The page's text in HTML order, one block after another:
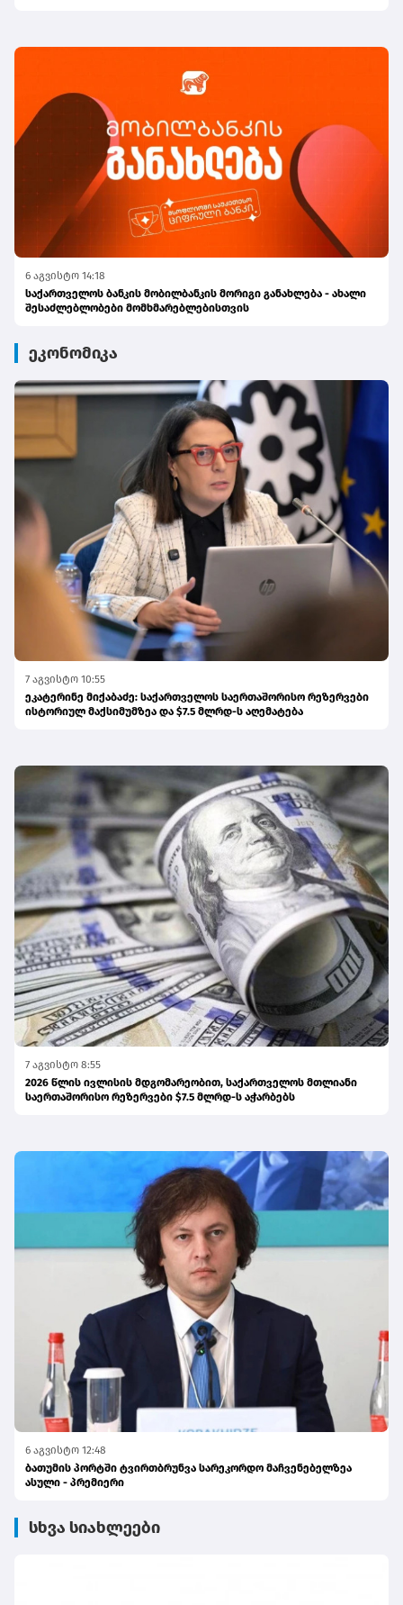
6 აგვისტო 14:18
საქართველოს ბანკის მობილბანკის მორიგი განახლება - ახალი
შესაძლებლობები მომხმარებლებისთვის
ეკონომიკა
7 აგვისტო 10:55
ეკატერინე მიქაბაძე: საქართველოს საერთაშორისო რეზერვები
ისტორიულ მაქსიმუმზეა და $7.5 მლრდ-ს აღემატება
7 აგვისტო 8:55
2026 წლის ივლისის მდგომარეობით, საქართველოს მთლიანი
საერთაშორისო რეზერვები $7.5 მლრდ-ს აჭარბებს
6 აგვისტო 12:48
ბათუმის პორტში ტვირთბრუნვა სარეკორდო მაჩვენებელზეა
ასული - პრემიერი
სხვა სიახლეები